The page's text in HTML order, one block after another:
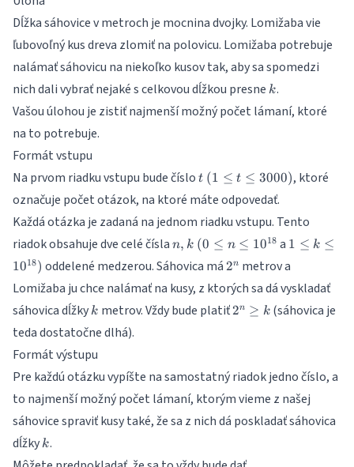
Dĺžka sáhovice v metroch je mocnina dvojky. Lomižaba vie
ľubovoľný kus dreva zlomiť na polovicu. Lomižaba potrebuje
nalámať sáhovicu na niekoľko kusov tak, aby sa spomedzi
nich dali vybrať nejaké s celkovou dĺžkou presne k
k.
Vašou úlohou je zistiť najmenší možný počet lámaní, ktoré
na to potrebuje.
Formát vstupu
Na prvom riadku vstupu bude číslo t ~ (1
\leq t
\leq
3000)
t (1 ≤ t ≤ 3000), ktoré
označuje počet otázok, na ktoré máte odpovedať.
Každá otázka je zadaná na jednom riadku vstupu. Tento
riadok obsahuje dve celé čísla n, k ~ (0
\leq n
\leq
10^{18}
n, k (0 ≤ n ≤ 1018 a 1 \leq k
10^{18})
1 ≤ k ≤
1018) oddelené medzerou. Sáhovica má 2^n
2n metrov a
Lomižaba ju chce nalámať na kusy, z ktorých sa dá vyskladať
sáhovica dĺžky k
k metrov. Vždy bude platiť 2^n
2n ≥ k (sáhovica je
teda dostatočne dlhá).
Formát výstupu
Pre každú otázku vypíšte na samostatný riadok jedno číslo, a
to najmenší možný počet lámaní, ktorým vieme z našej
sáhovice spraviť kusy také, že sa z nich dá poskladať sáhovica
dĺžky k
k.